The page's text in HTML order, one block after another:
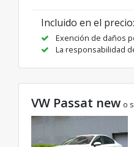
Incluido en el precio:
Exención de daños
La responsabilidad
VW Passat new o